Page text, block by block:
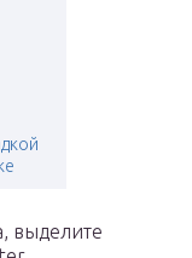
выделите